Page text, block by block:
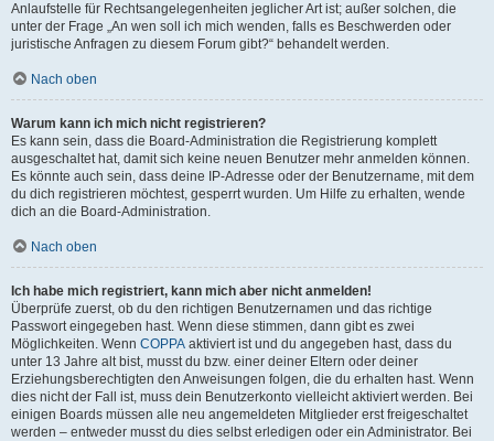
Anlaufstelle für Rechtsangelegenheiten jeglicher Art ist; außer solchen, die
unter der Frage „An wen soll ich mich wenden, falls es Beschwerden oder
juristische Anfragen zu diesem Forum gibt?“ behandelt werden.
Nach oben
Warum kann ich mich nicht registrieren?
Es kann sein, dass die Board-Administration die Registrierung komplett
ausgeschaltet hat, damit sich keine neuen Benutzer mehr anmelden können.
Es könnte auch sein, dass deine IP-Adresse oder der Benutzername, mit dem
du dich registrieren möchtest, gesperrt wurden. Um Hilfe zu erhalten, wende
dich an die Board-Administration.
Nach oben
Ich habe mich registriert, kann mich aber nicht anmelden!
Überprüfe zuerst, ob du den richtigen Benutzernamen und das richtige
Passwort eingegeben hast. Wenn diese stimmen, dann gibt es zwei
Möglichkeiten. Wenn COPPA aktiviert ist und du angegeben hast, dass du
unter 13 Jahre alt bist, musst du bzw. einer deiner Eltern oder deiner
Erziehungsberechtigten den Anweisungen folgen, die du erhalten hast. Wenn
dies nicht der Fall ist, muss dein Benutzerkonto vielleicht aktiviert werden. Bei
einigen Boards müssen alle neu angemeldeten Mitglieder erst freigeschaltet
werden – entweder musst du dies selbst erledigen oder ein Administrator. Bei